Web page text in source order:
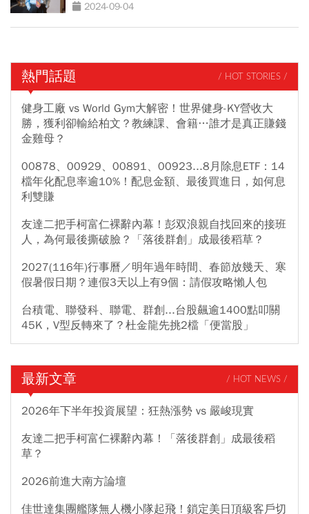
2024-09-04
熱門話題 / HOT STORIES /
健身工廠 vs World Gym大解密！世界健身-KY營收大
勝，獲利卻輸給柏文？教練課、會籍…誰才是真正賺錢
金雞母？
00878、00929、00891、00923...8月除息ETF：14
檔年化配息率逾10%！配息金額、最後買進日，如何息
利雙賺
友達二把手柯富仁裸辭內幕！彭双浪親自找回來的接班
人，為何最後撕破臉？「落後群創」成最後稻草？
2027(116年)行事曆／明年過年時間、春節放幾天、寒
假暑假日期？連假3天以上有9個：請假攻略懶人包
台積電、聯發科、聯電、群創...台股飆逾1400點叩關
45K，V型反轉來了？杜金龍先挑2檔「便當股」
最新文章 / HOT NEWS /
2026年下半年投資展望：狂熱漲勢 vs 嚴峻現實
友達二把手柯富仁裸辭內幕！「落後群創」成最後稻
草？
2026前進大南方論壇
佳世達集團艦隊無人機小隊起飛！鎖定美日頂級客戶切